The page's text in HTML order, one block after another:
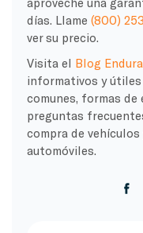
días. Llame (800)
ver su precio.
Visita el Blog
informativos y
comunes, formas de
preguntas
compra de
automóviles.